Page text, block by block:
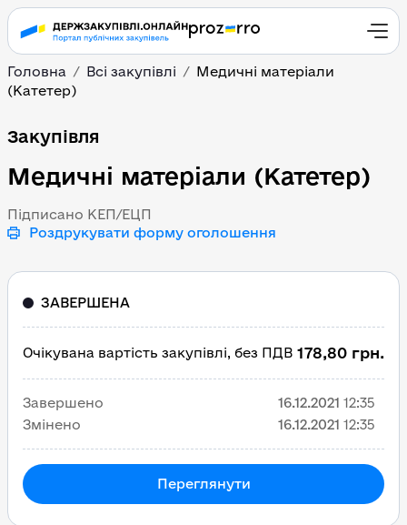
Головна Всі закупівлі
Медичні матеріали
(Катетер)
Медичні матеріали
Закупівля
Медичні матеріали (Катетер)
Підписано КЕП/ЕЦП
Роздрукувати форму оголошення
ЗАВЕРШЕНА
Очікувана вартість закупівлі, без ПДВ 178,80 грн.
Завершено 16.12.2021 12:35
Змінено
16.12.2021 12:35
Переглянути